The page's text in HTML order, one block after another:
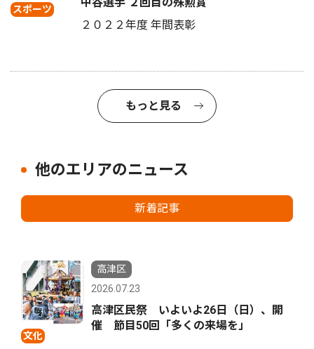
スポーツ
中谷選手 ２回目の殊勲賞
２０２２年度 年間表彰
もっと見る
他のエリアのニュース
新着記事
文化
高津区
2026.07.23
高津区民祭 いよいよ26日（日）、開
催 節目50回「多くの来場を」